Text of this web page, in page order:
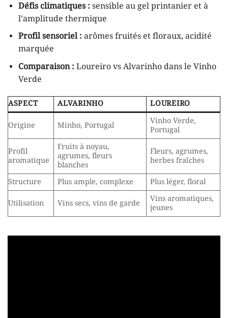
Défis climatiques : sensible au gel printanier et à
l’amplitude thermique
Profil sensoriel : arômes fruités et floraux, acidité
marquée
Comparaison : Loureiro vs Alvarinho dans le Vinho
Verde
ASPECT ALVARINHO LOUREIRO
Origine Minho, Portugal
Vinho Verde,
Portugal
Profil
aromatique
Fruits à noyau,
agrumes, fleurs
blanches
Fleurs, agrumes,
herbes fraîches
Structure Plus ample, complexe Plus léger, floral
Utilisation Vins secs, vins de garde
Vins aromatiques,
jeunes